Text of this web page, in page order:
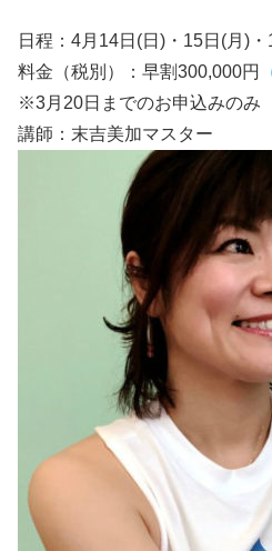
日程：4月14日(日)・15日(月)
料金（税別）：早割300,000円
※3月20日までのお申込みのみ
講師：末吉美加マスター